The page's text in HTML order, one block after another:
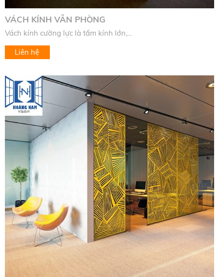
VÁCH KÍNH VĂN PHÒNG
Vách kính cường lực là tấm kính lớn,...
Liên hệ